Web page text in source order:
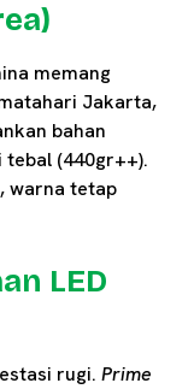
memang
Jakarta,
bahan
(440gr++).
warna tetap
LED
rugi. Prime